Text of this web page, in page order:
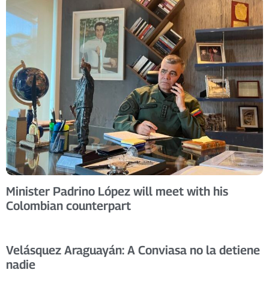
Minister Padrino López will meet with his
Colombian counterpart
Velásquez Araguayán: A Conviasa no la detiene
nadie